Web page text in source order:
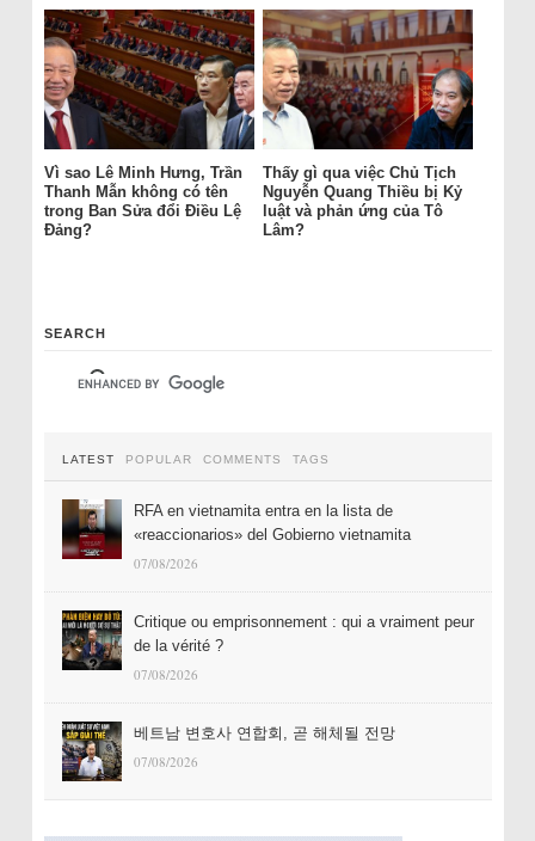
Vì sao Lê Minh Hưng, Trần
Thanh Mẫn không có tên
trong Ban Sửa đổi Điều Lệ
Đảng?
Thấy gì qua việc Chủ Tịch
Nguyễn Quang Thiều bị Kỷ
luật và phản ứng của Tô
Lâm?
SEARCH
LATEST POPULAR COMMENTS TAGS
RFA en vietnamita entra en la lista de
«reaccionarios» del Gobierno vietnamita
07/08/2026
Critique ou emprisonnement : qui a vraiment peur
de la vérité ?
07/08/2026
베트남 변호사 연합회, 곧 해체될 전망
07/08/2026